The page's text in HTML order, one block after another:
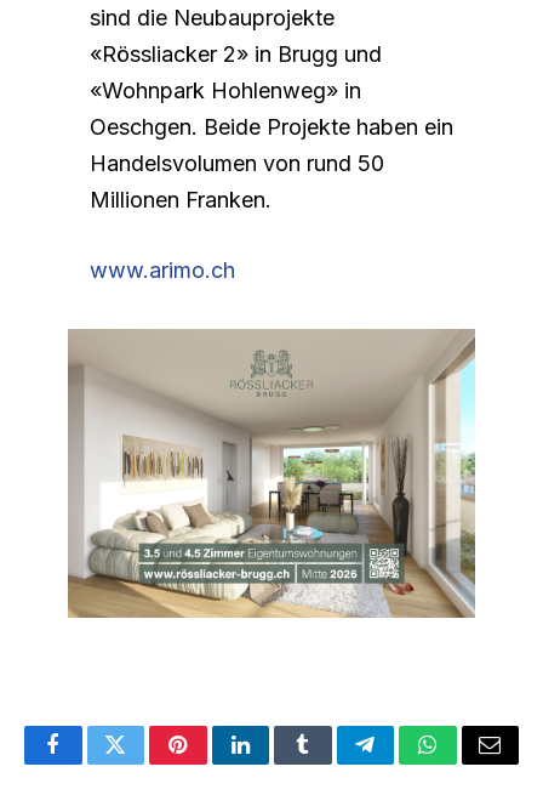
sind die Neubauprojekte
«Rössliacker 2» in Brugg und
«Wohnpark Hohlenweg» in
Oeschgen. Beide Projekte haben ein
Handelsvolumen von rund 50
Millionen Franken.
www.arimo.ch
FacebookTwitterPinterestLinkedInTumblrTelegramWhatsApp
Email